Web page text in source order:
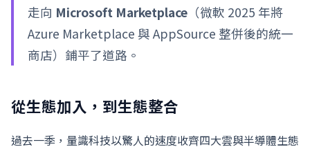
走向 Microsoft Marketplace （微軟 2025 年將
Azure Marketplace 與 AppSource 整併後的統一
商店）鋪平了道路。
從生態加入，到生態整合
過去一季，量識科技以驚人的速度收齊四大雲與半導體生態